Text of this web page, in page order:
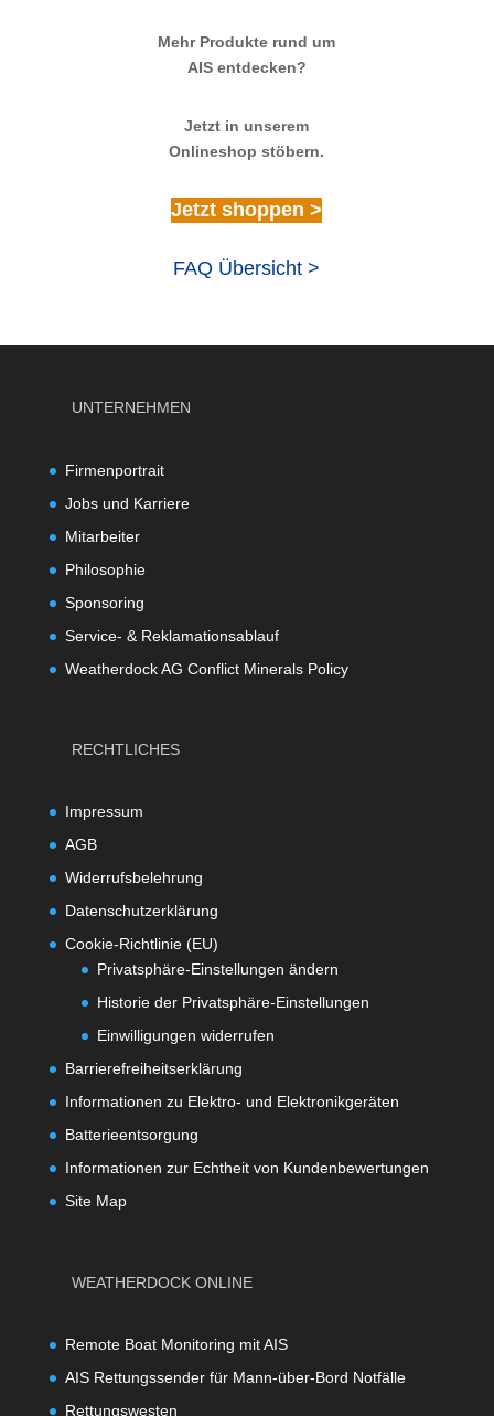
Mehr Produkte rund um
AIS entdecken?
Jetzt in unserem
Onlineshop stöbern.
Jetzt shoppen >
FAQ Übersicht >
UNTERNEHMEN
Firmenportrait
Jobs und Karriere
Mitarbeiter
Philosophie
Sponsoring
Service- & Reklamationsablauf
Weatherdock AG Conflict Minerals Policy
RECHTLICHES
Impressum
AGB
Widerrufsbelehrung
Datenschutzerklärung
Cookie-Richtlinie (EU)
Privatsphäre-Einstellungen ändern
Historie der Privatsphäre-Einstellungen
Einwilligungen widerrufen
Barrierefreiheitserklärung
Informationen zu Elektro- und Elektronikgeräten
Batterieentsorgung
Informationen zur Echtheit von Kundenbewertungen
Site Map
WEATHERDOCK ONLINE
Remote Boat Monitoring mit AIS
AIS Rettungssender für Mann-über-Bord Notfälle
Rettungswesten